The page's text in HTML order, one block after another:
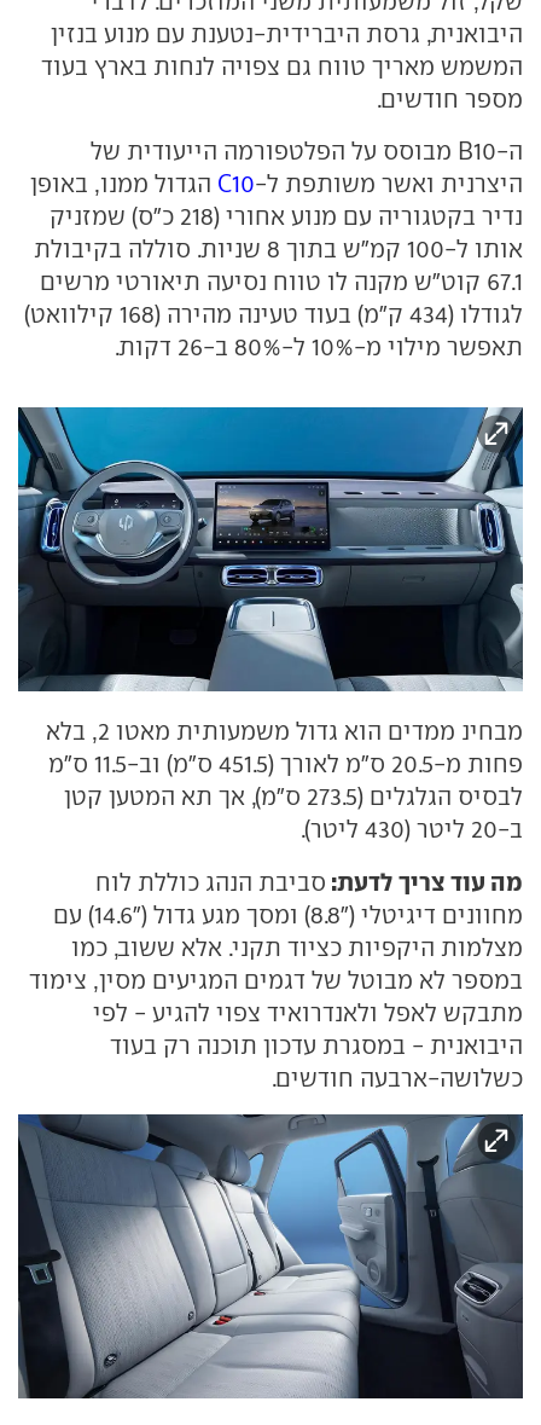
היבואנית, גרסת היברידית-נטענת עם מנוע בנזין
המשמש מאריך טווח גם צפויה לנחות בארץ בעוד
מספר חודשים.
ה-B10 מבוסס על הפלטפורמה הייעודית של
היצרנית ואשר משותפת ל-C10 הגדול ממנו, באופן
נדיר בקטגוריה עם מנוע אחורי (218 כ"ס) שמזניק
אותו ל-100 קמ"ש בתוך 8 שניות. סוללה בקיבולת
67.1 קוט"ש מקנה לו טווח נסיעה תיאורטי מרשים
לגודלו (434 ק"מ) בעוד טעינה מהירה (168 קילוואט)
תאפשר מילוי מ-10% ל-80% ב-26 דקות.
מבחינ ממדים הוא גדול משמעותית מאטו 2, בלא
פחות מ-20.5 ס"מ לאורך (451.5 ס"מ) וב-11.5 ס"מ
לבסיס הגלגלים (273.5 ס"מ), אך תא המטען קטן
ב-20 ליטר (430 ליטר).
מה עוד צריך לדעת: סביבת הנהג כוללת לוח
מחוונים דיגיטלי ("8.8) ומסך מגע גדול ("14.6) עם
מצלמות היקפיות כציוד תקני. אלא ששוב, כמו
במספר לא מבוטל של דגמים המגיעים מסין, צימוד
מתבקש לאפל ולאנדרואיד צפוי להגיע - לפי
היבואנית - במסגרת עדכון תוכנה רק בעוד
כשלושה-ארבעה חודשים.